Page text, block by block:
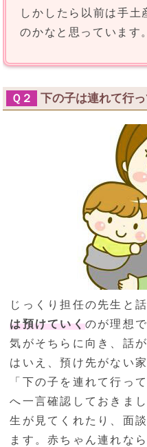
しかしたら以前は手土
のかなと思っています。
Ｑ２ 下の子は連れて行
じっくり担任の先生と
は預けていくのが理想
気がそちらに向き、話
はいえ、預け先がない
「下の子を連れて行っ
へ一言確認しておきま
生が見てくれたり、面
ます。赤ちゃん連れな